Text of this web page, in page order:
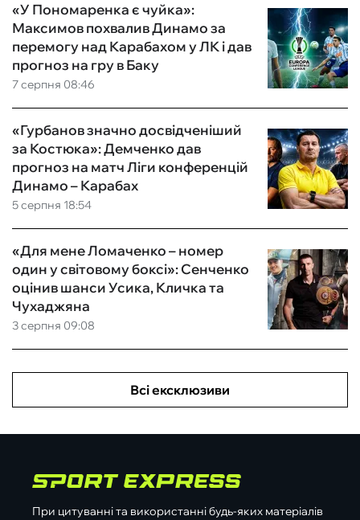
7 серпня 08:46
«У Пономаренка є чуйка»:
Максимов похвалив Динамо за
перемогу над Карабахом у ЛК і дав
прогноз на гру в Баку
5 серпня 18:54
«Гурбанов значно досвідченіший
за Костюка»: Демченко дав
прогноз на матч Ліги конференцій
Динамо – Карабах
3 серпня 09:08
«Для мене Ломаченко – номер
один у світовому боксі»: Сенченко
оцінив шанси Усика, Кличка та
Чухаджяна
Всі ексклюзиви
При цитуванні та використанні будь-яких матеріалів